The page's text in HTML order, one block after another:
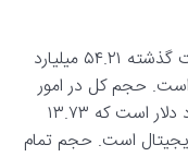
حجم کل بازار ارزهای دیجیتال در ۲۴ ساعت گذشته ۵۴.۲۱ میلیارد
داشته است. حجم کل در امور
مالی غیر متمرکز در حال حاضر ۷.۴۴ میلیارد دلار است که ۱۳.۷۳
ارزهای دیجیتال است. حجم تمام